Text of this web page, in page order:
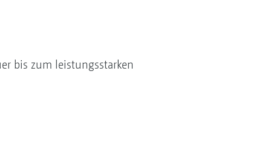
bis zum leistungsstarken